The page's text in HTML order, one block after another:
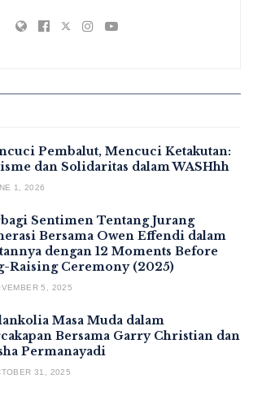
Pembalut, Mencuci Ketakutan:
dan Solidaritas dalam WASHhh
1, 2026
Sentimen Tentang Jurang
Bersama Owen Effendi dalam
dengan 12 Moments Before
Raising Ceremony (2025)
5, 2025
Masa Muda dalam
Bersama Garry Christian dan
Permanayadi
31, 2025